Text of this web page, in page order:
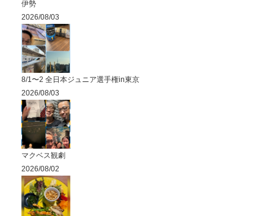
伊勢
2026/08/03
8/1〜2 全日本ジュニア選手権in東京
2026/08/03
マクベス観劇
2026/08/02